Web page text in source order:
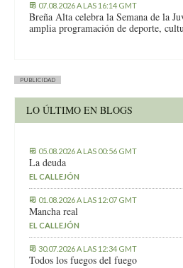
07.08.2026 A LAS 16:14 GMT
Breña Alta celebra la Semana de la
amplia programación de deporte,
PUBLICIDAD
LO ÚLTIMO EN BLOGS
05.08.2026 A LAS 00:56 GMT
La deuda
EL CALLEJÓN
01.08.2026 A LAS 12:07 GMT
Mancha real
EL CALLEJÓN
30.07.2026 A LAS 12:34 GMT
Todos los fuegos del fuego